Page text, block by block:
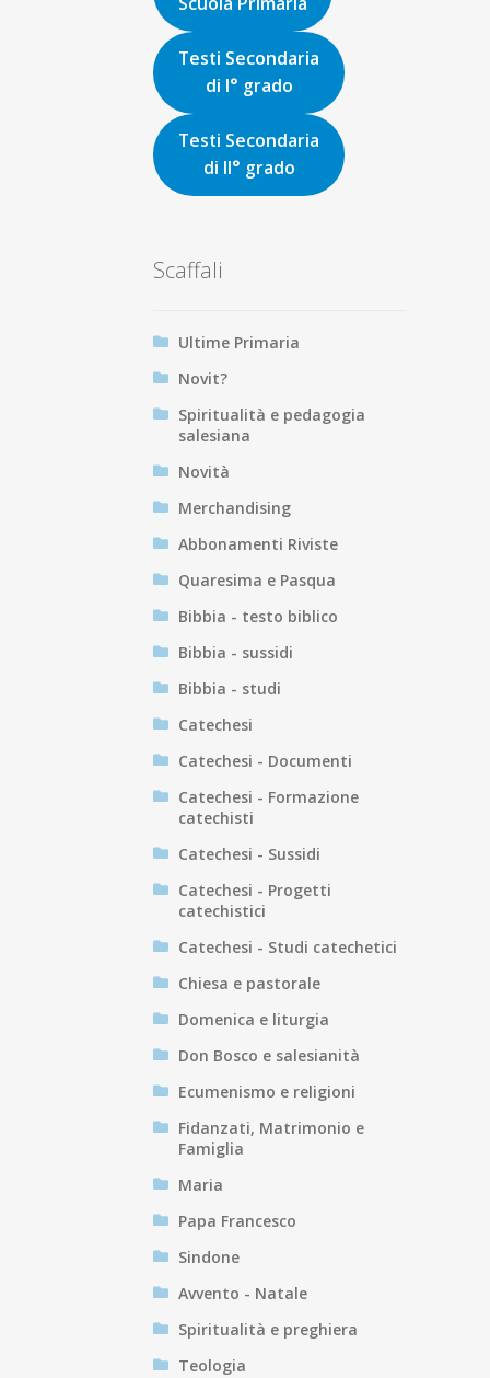
Testi Secondaria
di I° grado
Testi Secondaria
di II° grado
Scaffali
Ultime Primaria
Novit?
Spiritualità e pedagogia
salesiana
Novità
Merchandising
Abbonamenti Riviste
Quaresima e Pasqua
Bibbia - testo biblico
Bibbia - sussidi
Bibbia - studi
Catechesi
Catechesi - Documenti
Catechesi - Formazione
catechisti
Catechesi - Sussidi
Catechesi - Progetti
catechistici
Catechesi - Studi catechetici
Chiesa e pastorale
Domenica e liturgia
Don Bosco e salesianità
Ecumenismo e religioni
Fidanzati, Matrimonio e
Famiglia
Maria
Papa Francesco
Sindone
Avvento - Natale
Spiritualità e preghiera
Teologia